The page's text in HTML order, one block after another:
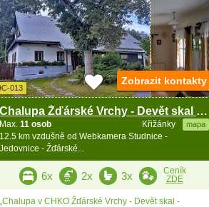
013
Chalupa Žďárské Vrchy - Devět skal - Svratka
Křižánky mapa
Max. 11 osob
12.5 km vzdušně od Webkamera Studnice -
Jedovnice - Žďárské...
Zobrazit kontakty
6x 2x 3x
Ceník
ZDE
„Chalupa v CHKO Žďárské Vrchy - Devět skal -